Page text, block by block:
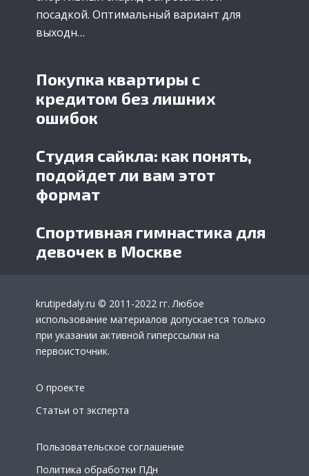
посадкой. Оптимальный вариант для
выходн…
Покупка квартиры с
кредитом без лишних
ошибок
Студия сайкла: как понять,
подойдет ли вам этот
формат
Спортивная гимнастика для
девочек в Москве
krutipedaly.ru © 2011-2022 гг. Любое
использование материалов допускается только
при указании активной гиперссылки на
первоисточник.
О проекте
Статьи от эксперта
Пользовательское соглашение
Политика обработки ПДн